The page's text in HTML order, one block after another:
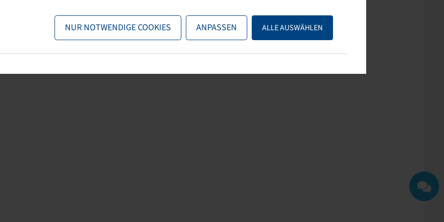
NUR NOTWENDIGE COOKIES ANPASSEN ALLE AUSWÄHLEN
zurück zur Startseite, die Suchfunktionen des Shops nutzen oder uns
direkt kontaktieren.
Tel.: +43 7221/72411–0